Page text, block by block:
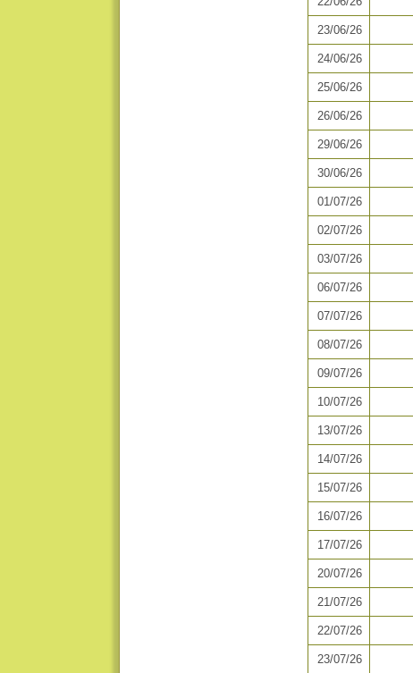
23/06/26
24/06/26
25/06/26
26/06/26
29/06/26
30/06/26
01/07/26
02/07/26
03/07/26
06/07/26
07/07/26
08/07/26
09/07/26
10/07/26
13/07/26
14/07/26
15/07/26
16/07/26
17/07/26
20/07/26
21/07/26
22/07/26
23/07/26